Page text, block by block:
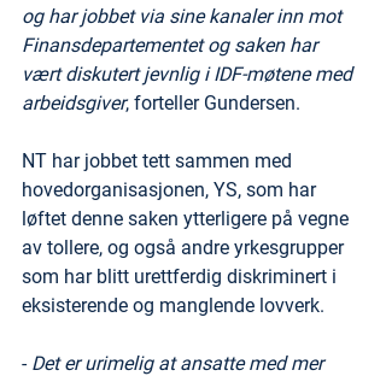
og har jobbet via sine kanaler inn mot
Finansdepartementet og saken har
vært diskutert jevnlig i IDF-møtene med
arbeidsgiver, forteller Gundersen.
NT har jobbet tett sammen med
hovedorganisasjonen, YS, som har
løftet denne saken ytterligere på vegne
av tollere, og også andre yrkesgrupper
som har blitt urettferdig diskriminert i
eksisterende og manglende lovverk.
- Det er urimelig at ansatte med mer